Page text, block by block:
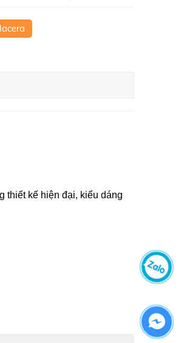
thiết kế hiện đại, kiểu dáng